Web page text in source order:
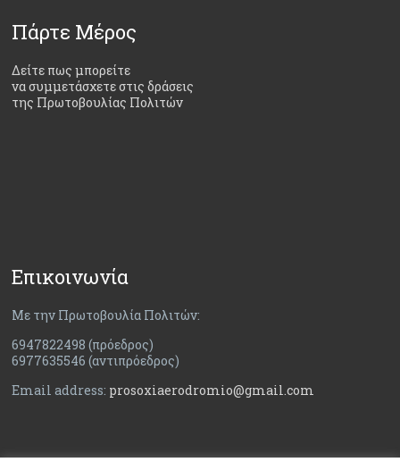
Πάρτε Μέρος
Δείτε πως μπορείτε
να συμμετάσχετε στις δράσεις
της Πρωτοβουλίας Πολιτών
Επικοινωνία
Με την Πρωτοβουλία Πολιτών:
6947822498 (πρόεδρος)
6977635546 (αντιπρόεδρος)
Email address: prosoxiaerodromio@gmail.com